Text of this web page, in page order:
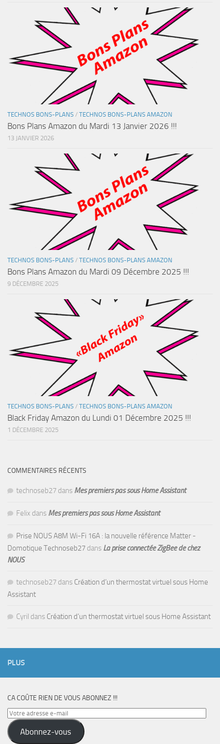
TECHNOS BONS-PLANS / TECHNOS BONS-PLANS AMAZON
Bons Plans Amazon du Mardi 13 Janvier 2026 !!!
13 JANVIER 2026
TECHNOS BONS-PLANS / TECHNOS BONS-PLANS AMAZON
Bons Plans Amazon du Mardi 09 Décembre 2025 !!!
9 DÉCEMBRE 2025
TECHNOS BONS-PLANS / TECHNOS BONS-PLANS AMAZON
Black Friday Amazon du Lundi 01 Décembre 2025 !!!
1 DÉCEMBRE 2025
COMMENTAIRES RÉCENTS
technoseb27 dans Mes premiers pas sous Home Assistant
Felix dans Mes premiers pas sous Home Assistant
Prise NOUS A8M Wi-Fi 16A : la nouvelle référence Matter -
Domotique Technoseb27 dans La prise connectée ZigBee de chez
NOUS
technoseb27 dans Création d’un thermostat virtuel sous Home
Assistant
Cyril dans Création d’un thermostat virtuel sous Home Assistant
PLUS
CA COÛTE RIEN DE VOUS ABONNEZ !!!
Votre
adresse
e-
Abonnez-vous